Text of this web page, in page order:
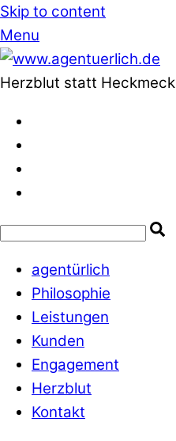
Skip to content
Menu
Herzblut statt Heckmeck
agentürlich
Philosophie
Leistungen
Kunden
Engagement
Herzblut
Kontakt